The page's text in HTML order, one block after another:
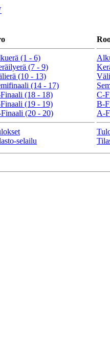
(1 - 6)
(7 - 9)
(10 - 13)
(14 - 17)
(18 - 18)
(19 - 19)
(20 - 20)
selailu
C-
B-
A-